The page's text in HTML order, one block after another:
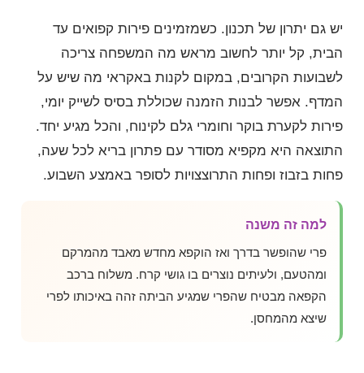
יש גם יתרון של תכנון. כשמזמינים פירות קפואים עד
הבית, קל יותר לחשוב מראש מה המשפחה צריכה
לשבועות הקרובים, במקום לקנות באקראי מה שיש על
המדף. אפשר לבנות הזמנה שכוללת בסיס לשייק יומי,
פירות לקערת בוקר וחומרי גלם לקינוח, והכל מגיע יחד.
התוצאה היא מקפיא מסודר עם פתרון בריא לכל שעה,
פחות בזבוז ופחות התרוצצויות לסופר באמצע השבוע.
למה זה משנה
פרי שהופשר בדרך ואז הוקפא מחדש מאבד מהמרקם
ומהטעם, ולעיתים נוצרים בו גושי קרח. משלוח ברכב
הקפאה מבטיח שהפרי שמגיע הביתה זהה באיכותו לפרי
שיצא מהמחסן.